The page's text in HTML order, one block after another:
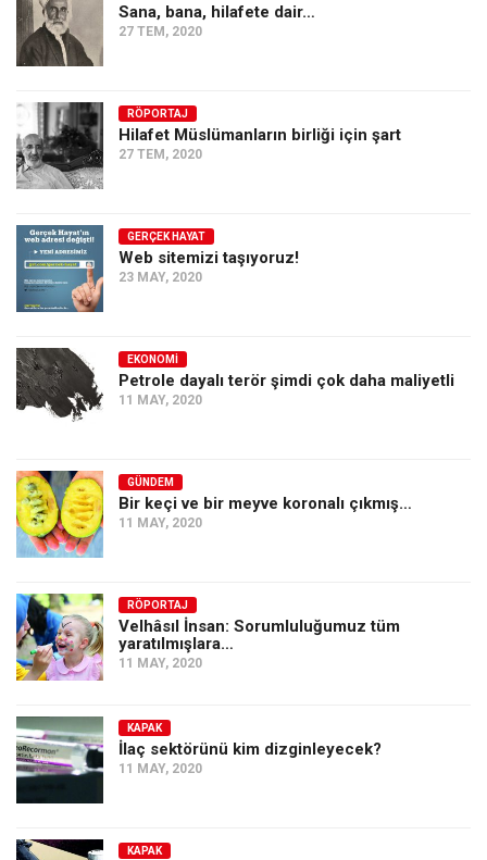
Sana, bana, hilafete dair…
27 TEM, 2020
RÖPORTAJ
Hilafet Müslümanların birliği için şart
27 TEM, 2020
GERÇEK HAYAT
Web sitemizi taşıyoruz!
23 MAY, 2020
EKONOMI
Petrole dayalı terör şimdi çok daha maliyetli
11 MAY, 2020
GÜNDEM
Bir keçi ve bir meyve koronalı çıkmış…
11 MAY, 2020
RÖPORTAJ
Velhâsıl İnsan: Sorumluluğumuz tüm
yaratılmışlara…
11 MAY, 2020
KAPAK
İlaç sektörünü kim dizginleyecek?
11 MAY, 2020
KAPAK